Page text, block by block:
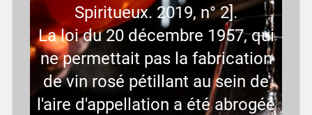
Spiritueux. 2019, n° 2].
La loi du 20 décembre 1957, qui
ne permettait pas la fabrication
de vin rosé pétillant au sein de
l'aire d'appellation a été abrogée